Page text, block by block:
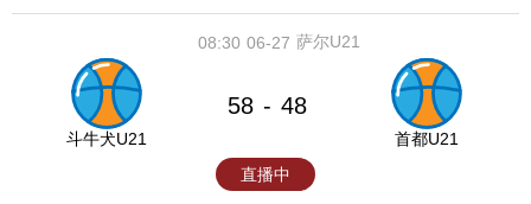
06-27
08:30 萨尔U21
斗牛犬U21
58 - 48
首都U21
直播中